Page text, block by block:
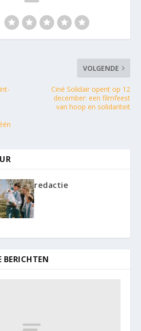
VOLGENDE
Ciné Solidair opent op 12
december: een filmfeest
van hoop en solidariteit
redactie
BERICHTEN